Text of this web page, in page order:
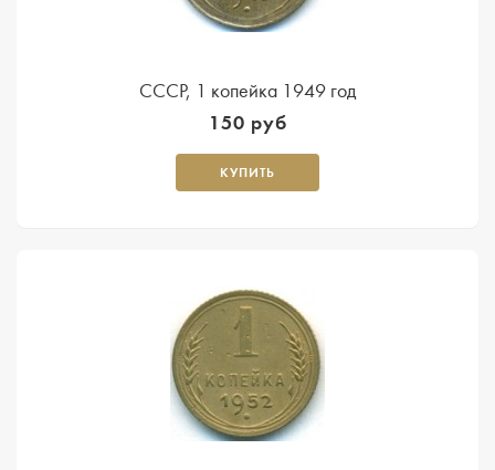
СССР, 1 копейка 1949 год
150 руб
КУПИТЬ